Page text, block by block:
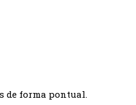
de forma pontual.